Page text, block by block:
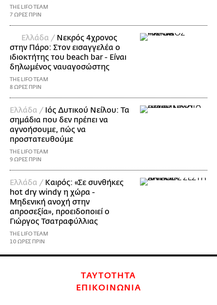
THE LIFO TEAM
7 ΩΡΕΣ ΠΡΙΝ
Ελλάδα / Νεκρός 4χρονος
στην Πάρο: Στον εισαγγελέα ο
ιδιοκτήτης του beach bar - Είναι
δηλωμένος ναυαγοσώστης
THE LIFO TEAM
8 ΩΡΕΣ ΠΡΙΝ
Ελλάδα / Ιός Δυτικού Νείλου: Τα
σημάδια που δεν πρέπει να
αγνοήσουμε, πώς να
προστατευθούμε
THE LIFO TEAM
9 ΩΡΕΣ ΠΡΙΝ
Ελλάδα / Καιρός: «Σε συνθήκες
hot dry windy η χώρα -
Μηδενική ανοχή στην
απροσεξία», προειδοποιεί ο
Γιώργος Τσατραφύλλιας
THE LIFO TEAM
10 ΩΡΕΣ ΠΡΙΝ
ΤΑΥΤΟΤΗΤΑ
ΕΠΙΚΟΙΝΩΝΙΑ